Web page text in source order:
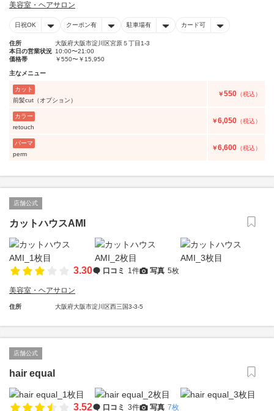
美容室・ヘアサロン
日祝OK クーポン有 駐車場有 カード可
住所
大阪府大阪市淀川区宮原５丁目1-3
本日の営業状況 10:00〜21:00
価格帯
￥550〜￥15,950
主なメニュー
カット
前髪cut（オプション）
￥550 （税込）
カラー
retouch
￥6,050 （税込）
パーマ
perm
￥6,600 （税込）
店舗公式
カットハウスAMI
3.30 口コミ 1件 写真 5枚
美容室・ヘアサロン
住所 大阪府大阪市淀川区西三国3-3-5
店舗公式
hair equal
3.52 口コミ 3件 写真 7枚